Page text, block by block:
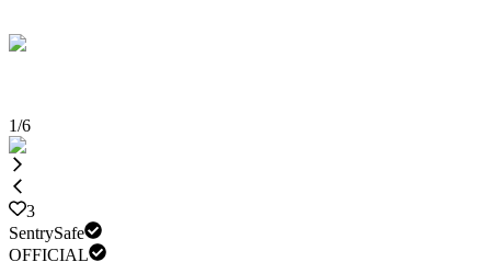
1/6
3
SentrySafe
OFFICIAL